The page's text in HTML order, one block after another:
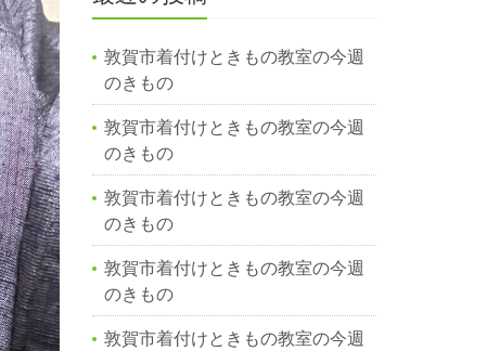
敦賀市着付けときもの教室の今週
のきもの
敦賀市着付けときもの教室の今週
のきもの
敦賀市着付けときもの教室の今週
のきもの
敦賀市着付けときもの教室の今週
のきもの
敦賀市着付けときもの教室の今週